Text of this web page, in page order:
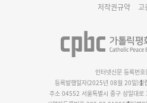
저작권규약 고
인터넷신문 등록번
등록발행일자(2025년 08월 20일)설
주소 04552 서울특별시 중구 삼일대